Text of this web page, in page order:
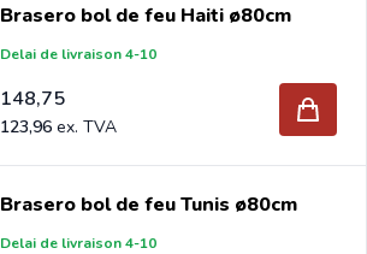
Brasero bol de feu Haiti ø80cm
Delai de livraison 4-10
148,75
123,96
Brasero bol de feu Tunis ø80cm
Delai de livraison 4-10